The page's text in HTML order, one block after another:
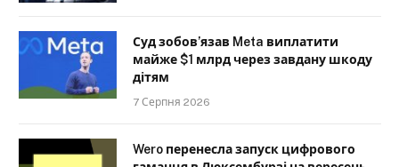
Суд зобов’язав Meta виплатити
майже $1 млрд через завдану шкоду
дітям
7 Серпня 2026
Wero перенесла запуск цифрового